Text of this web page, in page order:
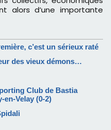
alors d’une importante
c’est un sérieux raté
des vieux démons…
Club de Bastia
en-Velay (0-2)